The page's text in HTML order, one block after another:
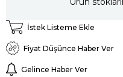
İstek Listeme Ekle
Fiyat Düşünce Haber Ver
Gelince Haber Ver